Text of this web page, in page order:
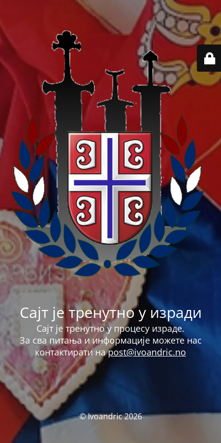
Сајт је тренутно у изради
Сајт је тренутно у процесу израде.
За сва питања и информације можете нас
контактирати наpost@ivoandric.no
© Ivoandric 2026